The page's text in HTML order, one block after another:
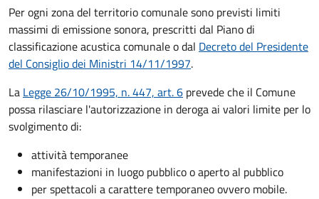
Per ogni zona del territorio comunale sono previsti limiti
massimi di emissione sonora, prescritti dal Piano di
classificazione acustica comunale o dal Decreto del Presidente
del Consiglio dei Ministri 14/11/1997.
La Legge 26/10/1995, n. 447, art. 6 prevede che il Comune
possa rilasciare l'autorizzazione in deroga ai valori limite per lo
svolgimento di:
attività temporanee
manifestazioni in luogo pubblico o aperto al pubblico
per spettacoli a carattere temporaneo ovvero mobile.